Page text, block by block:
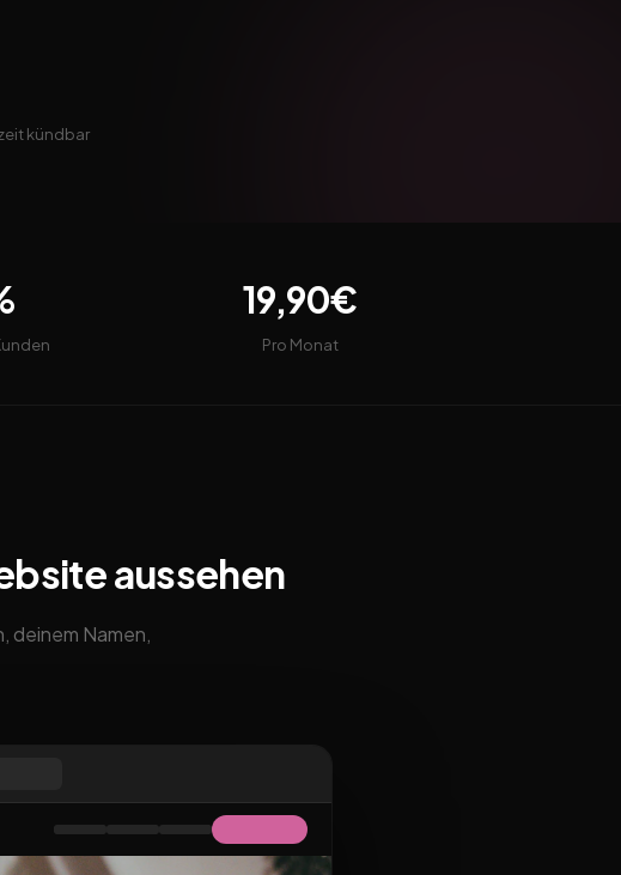
kündbar
19,90€
Pro Monat
aussehen
deinem Namen,